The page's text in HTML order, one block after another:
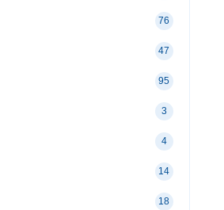
76
47
95
3
4
14
18